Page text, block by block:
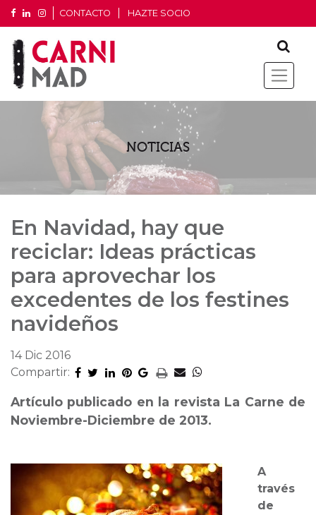
CONTACTO HAZTE SOCIO
NOTICIAS
En Navidad, hay que
reciclar: Ideas prácticas
para aprovechar los
excedentes de los festines
navideños
14 Dic 2016
Compartir:
Artículo publicado en la revista La Carne de
Noviembre-Diciembre de 2013.
A
través
de